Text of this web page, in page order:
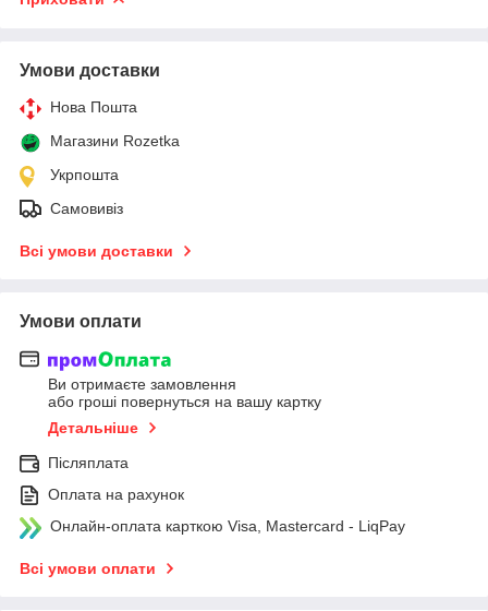
Умови доставки
Нова Пошта
Магазини Rozetka
Укрпошта
Самовивіз
Всі умови доставки
Умови оплати
Ви отримаєте замовлення
або гроші повернуться на вашу картку
Детальніше
Післяплата
Оплата на рахунок
Онлайн-оплата карткою Visa, Mastercard - LiqPay
Всі умови оплати